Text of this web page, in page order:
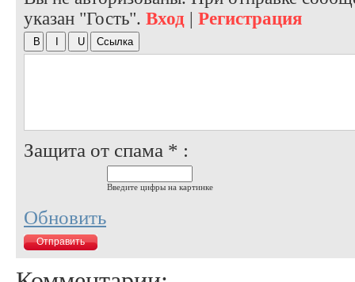
указан "Гость". Вход | Регистрация
Защита от спама * :
Введите цифры на картинке
Обновить